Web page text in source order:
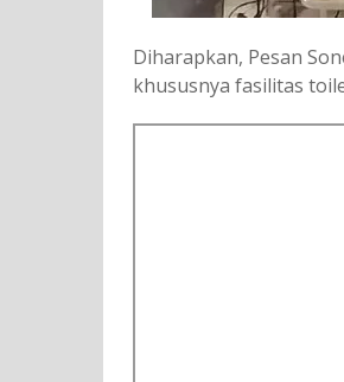
Diharapkan, Pesan
khususnya fasilitas